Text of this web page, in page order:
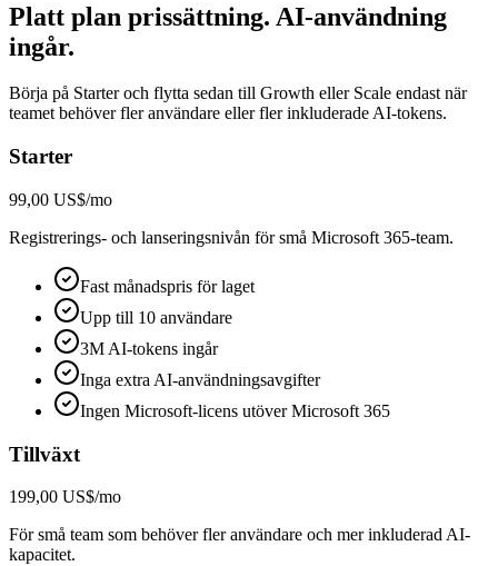
Platt plan prissättning. AI-användning
ingår.
Börja på Starter och flytta sedan till Growth eller Scale endast när
teamet behöver fler användare eller fler inkluderade AI-tokens.
Starter
99,00 US$/mo
Registrerings- och lanseringsnivån för små Microsoft 365-team.
Fast månadspris för laget
Upp till 10 användare
3M AI-tokens ingår
Inga extra AI-användningsavgifter
Ingen Microsoft-licens utöver Microsoft 365
Tillväxt
199,00 US$/mo
För små team som behöver fler användare och mer inkluderad AI-
kapacitet.